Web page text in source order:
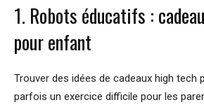
1. Robots éducatifs :
pour enfant
Trouver des idées de cadeaux high tech
parfois un exercice difficile pour les